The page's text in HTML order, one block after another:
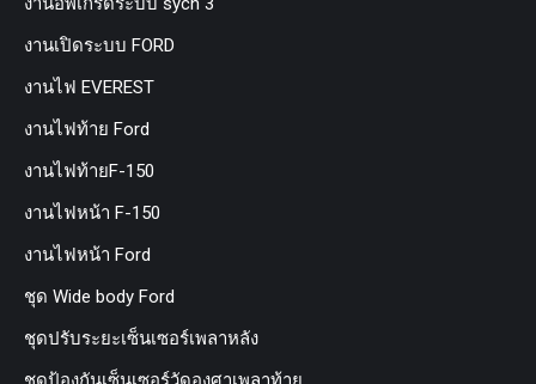
งานเปิดระบบ FORD
งานไฟ EVEREST
งานไฟท้าย Ford
งานไฟท้ายF-150
งานไฟหน้า F-150
งานไฟหน้า Ford
ชุด Wide body Ford
ชุดปรับระยะเซ็นเซอร์เพลาหลัง